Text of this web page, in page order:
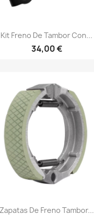
Vista rápida
Kit Freno De Tambor Con...
34,00 €
 Vista rápida
Zapatas De Freno Tambor...